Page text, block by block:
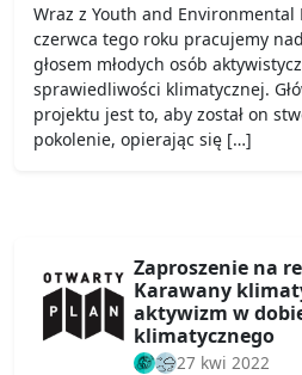
Wraz z Youth and
czerwca tego roku pracujemy
głosem młodych osób
sprawiedliwości klimatycznej.
projektu jest to, aby został on
pokolenie, opierając się […]
Zaproszenie na
Karawany
aktywizm w
klimatycznego
27 kwi 2022